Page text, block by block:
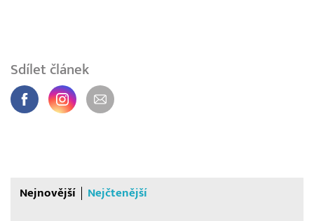
Sdílet článek
Nejnovější Nejčtenější